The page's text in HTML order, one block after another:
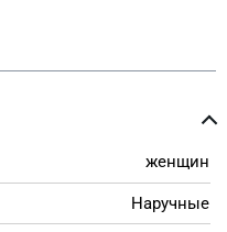
женщин
Наручные